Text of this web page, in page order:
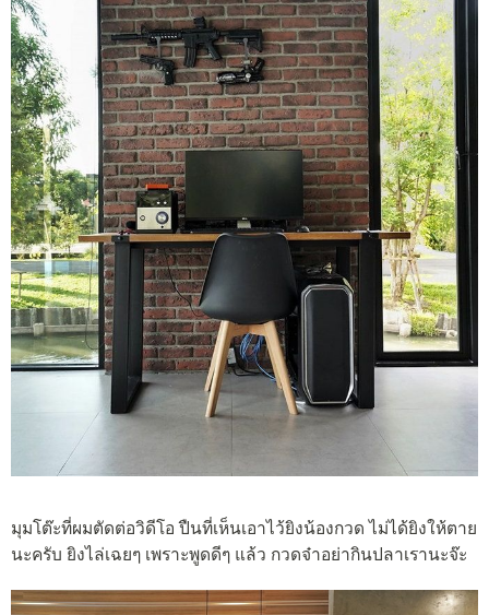
มุมโต๊ะที่ผมตัดต่อวิดีโอ ปืนที่เห็นเอาไว้ยิงน้องกวด ไม่ได้ยิงให้ตาย
นะครับ ยิงไล่เฉยๆ เพราะพูดดีๆ แล้ว กวดจ๋าอย่ากินปลาเรานะจ๊ะ